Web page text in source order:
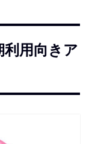
用向きア